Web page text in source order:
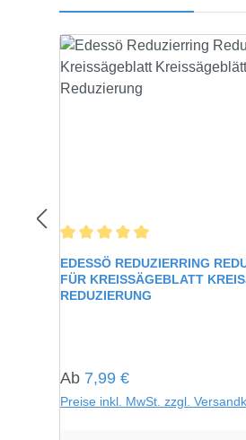
Durchschnittliche Bewertung
EDESSÖ REDUZIERRING
FÜR KREISSÄGEBLATT
REDUZIERUNG
Regulärer Preis:
Ab 7,99 €
Preise inkl. MwSt. zzgl.